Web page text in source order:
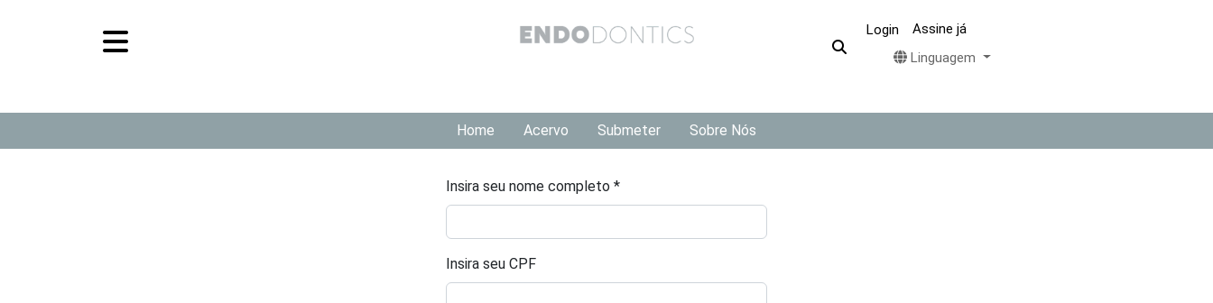
Login
Assine já
Linguagem
Home Acervo Submeter Sobre Nós
Insira seu nome completo *
Insira seu CPF